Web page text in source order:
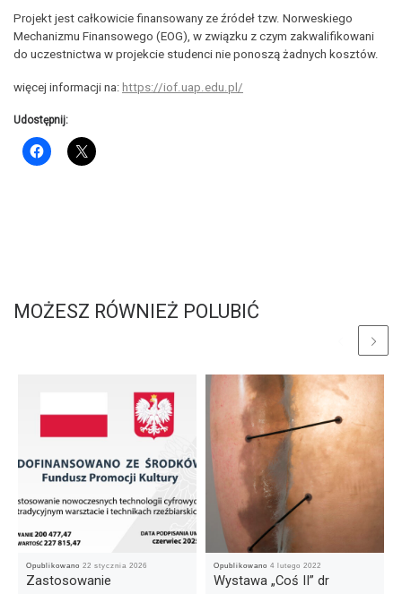
Projekt jest całkowicie finansowany ze źródeł tzw. Norweskiego
Mechanizmu Finansowego (EOG), w związku z czym zakwalifikowani
do uczestnictwa w projekcie studenci nie ponoszą żadnych kosztów.
więcej informacji na: https://iof.uap.edu.pl/
Udostępnij:
MOŻESZ RÓWNIEŻ POLUBIĆ
Opublikowano 22 stycznia 2026
Zastosowanie
Opublikowano 4 lutego 2022
Wystawa „Coś II” dr